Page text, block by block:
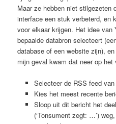
Maar ze hebben niet stilgezeten
interface een stuk verbeterd, en
voor elkaar krijgen. Het idee van
bepaalde databron selecteert
database of een website zijn), en
mijn geval kwam dat neer op het
Selecteer de RSS feed
Kies het meest recente
Sloop uit dit bericht het
(‘Tonsument zegt: …’)